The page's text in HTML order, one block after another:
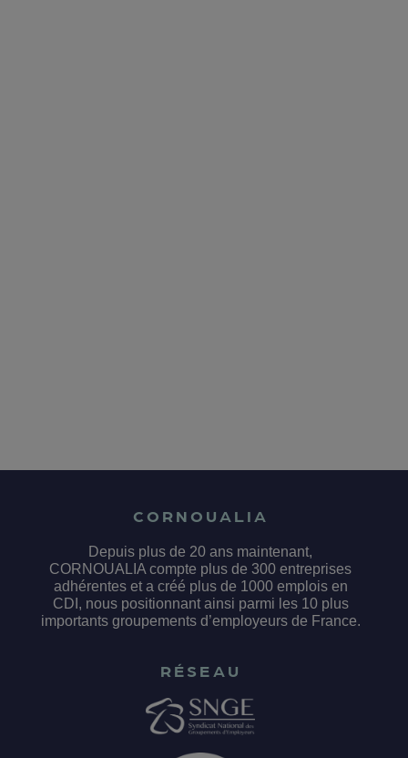
CORNOUALIA
Depuis plus de 20 ans maintenant,
CORNOUALIA compte plus de 300 entreprises
adhérentes et a créé plus de 1000 emplois en
CDI, nous positionnant ainsi parmi les 10 plus
importants groupements d’employeurs de France.
RÉSEAU